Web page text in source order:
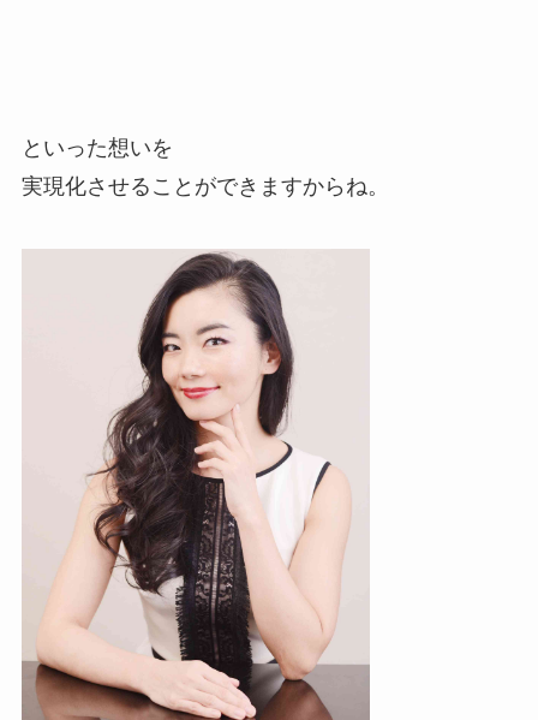
といった想いを
実現化させることができますからね。